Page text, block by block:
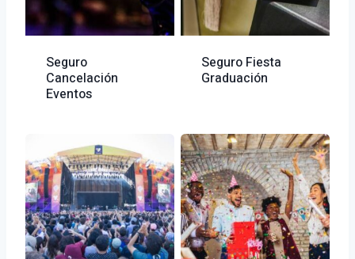
Seguro
Cancelación
Eventos
Seguro Fiesta
Graduación